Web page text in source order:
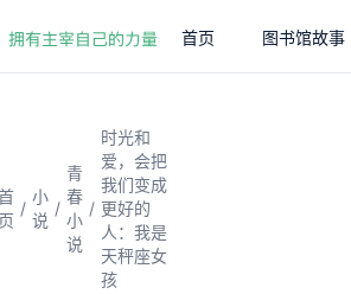
首页 图书馆故事
页
/
小
说
/
青
春
小
说
/
时光和
爱，会把
我们变成
更好的
人：我是
天秤座女
孩